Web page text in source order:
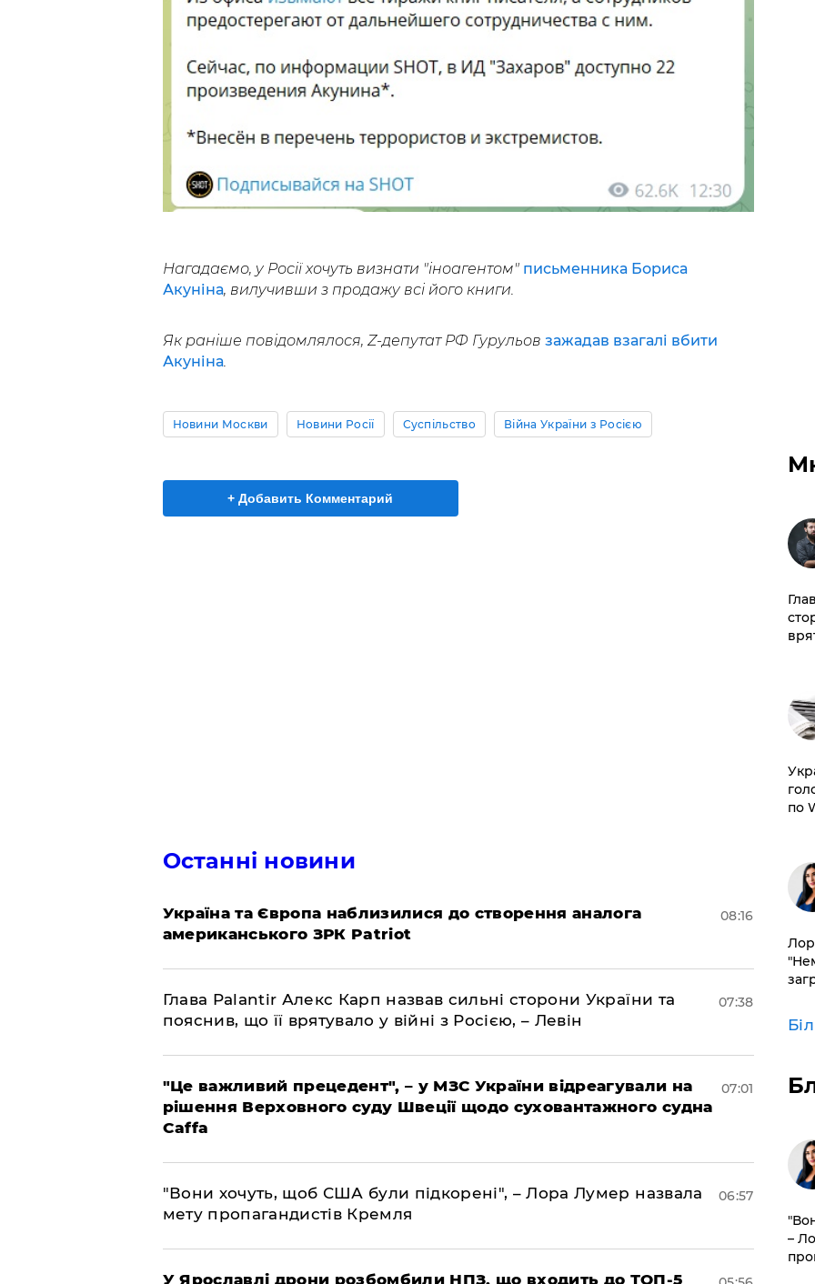
Нагадаємо, у Росії хочуть визнати "іноагентом"письменника Бориса
Акуніна, вилучивши з продажу всі його книги.
Як раніше повідомлялося, Z-депутат РФ Гурульов зажадав взагалі вбити
Акуніна.
Новини Москви Новини Росії Суспільство Війна України з Росією
+ Добавить Комментарий
Останні новини
Україна та Європа наблизилися до створення аналога
американського ЗРК Patriot
08:16
Глава Palantir Алекс Карп назвав сильні сторони України та
пояснив, що її врятувало у війні з Росією, – Левін
07:38
"Це важливий прецедент", – у МЗС України відреагували на
рішення Верховного суду Швеції щодо суховантажного судна
Caffa
07:01
"Вони хочуть, щоб США були підкорені", – Лора Лумер назвала
мету пропагандистів Кремля
06:57
У Ярославлі дрони розбомбили НПЗ, що входить до ТОП-5
по
–